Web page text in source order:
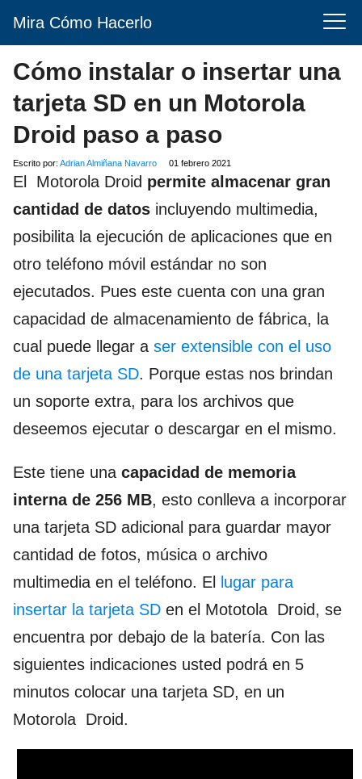
Mira Cómo Hacerlo
Cómo instalar o insertar una
tarjeta SD en un Motorola
Droid paso a paso
Escrito por: Adrian Almiñana Navarro 01 febrero 2021
El Motorola Droid permite almacenar gran
cantidad de datos incluyendo multimedia,
posibilita la ejecución de aplicaciones que en
otro teléfono móvil estándar no son
ejecutados. Pues este cuenta con una gran
capacidad de almacenamiento de fábrica, la
cual puede llegar a ser extensible con el uso
de una tarjeta SD. Porque estas nos brindan
un soporte extra, para los archivos que
deseemos ejecutar o descargar en el mismo.
Este tiene una capacidad de memoria
interna de 256 MB, esto conlleva a incorporar
una tarjeta SD adicional para guardar mayor
cantidad de fotos, música o archivo
multimedia en el teléfono. El
lugar para
insertar la tarjeta SD en el Mototola Droid, se
encuentra por debajo de la batería. Con las
siguientes indicaciones usted podrá en 5
minutos colocar una tarjeta SD, en un
Motorola Droid.